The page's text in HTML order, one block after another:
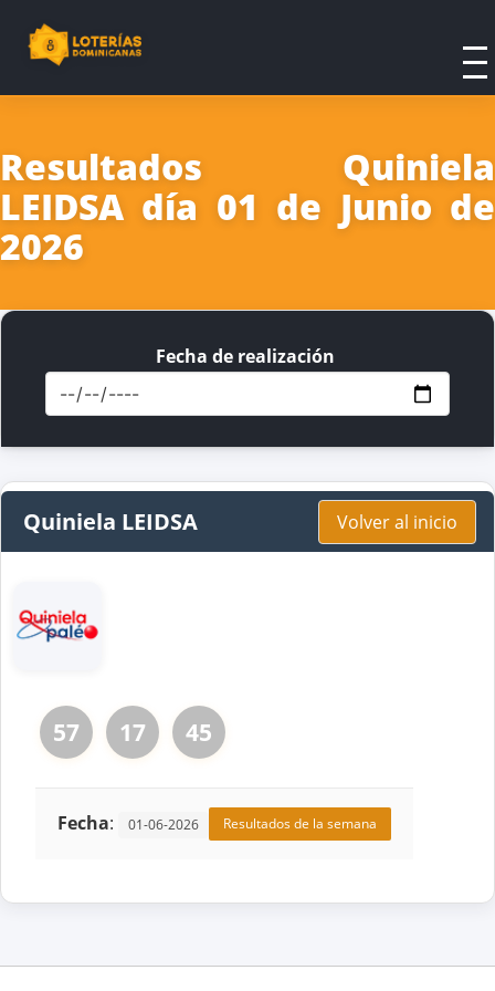
Resultados Quiniela
LEIDSA día 01 de Junio de
2026
Fecha de realización
Quiniela LEIDSA Volver al inicio
57 17 45
Fecha: 01-06-2026 Resultados de la semana